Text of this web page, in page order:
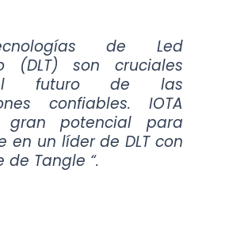
de Led
(DLT) son cruciales
futuro de las
confiables. IOTA
potencial para
en un líder de DLT con
de Tangle “.